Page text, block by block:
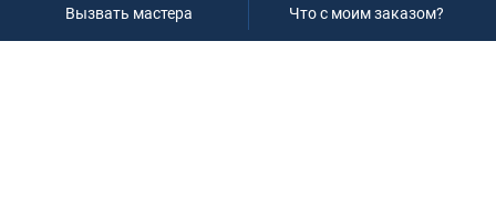
Вызвать мастера Что с моим заказом?